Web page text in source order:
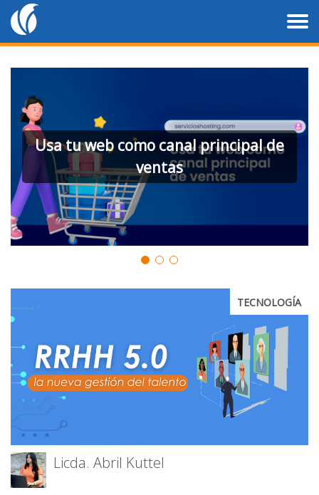
Usa tu web como canal principal de
ventas
TECNOLOGÍA
Licda. Abril Kuttel